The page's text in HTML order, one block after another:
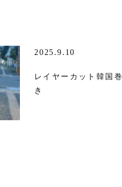
2025.9.10
レイヤーカット韓国巻
き